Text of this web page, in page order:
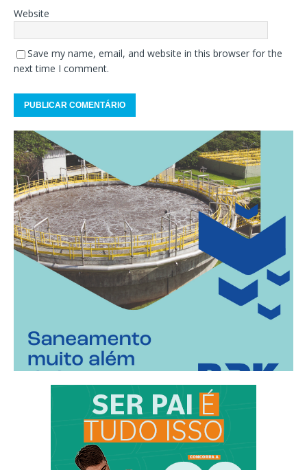
Website
Save my name, email, and website in this browser for the
next time I comment.